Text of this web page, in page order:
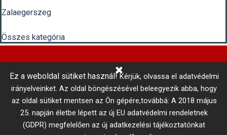
Zalaegerszeg
Összes kategória
MISTER MINIT © 2017
Minden jog fenntartva!
Adatkezelési tájékoztató
Vállalási szabályzat
Központi Autókulcsmásolás
telefonszám: +36 1 866 3300 # 3206
Ez a weboldal sütiket használ!Kérjük, olvassa el adatvédelmi
irányelveinket. Az oldal böngészésével beleegyezik abba, hogy
az oldal sütiket mentsen az Ön gépére,továbbá: A 2018 május
25. napján életbe lépett az új EU adatvédelmi rendeletnek
(GDPR) megfelelően az új adatkezelési tájékoztatónkat